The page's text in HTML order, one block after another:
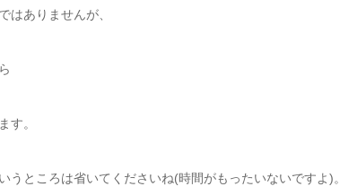
はありませんが、
す。
うところは省いてくださいね(時間がもったいないですよ)。